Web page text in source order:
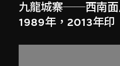
九龍城寨──西南面
1989年，2013年印